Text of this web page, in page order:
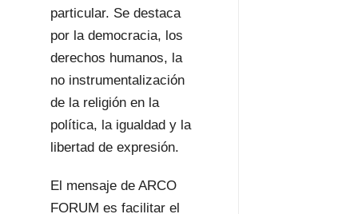
particular. Se destaca
por la democracia, los
derechos humanos, la
no instrumentalización
de la religión en la
política, la igualdad y la
libertad de expresión.
El mensaje de ARCO
FORUM es facilitar el